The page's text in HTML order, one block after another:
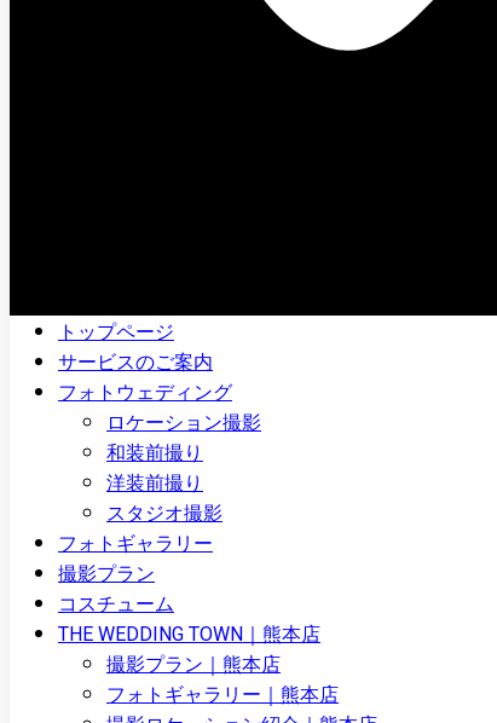
トップページ
サービスのご案内
フォトウェディング
ロケーション撮影
和装前撮り
洋装前撮り
スタジオ撮影
フォトギャラリー
撮影プラン
コスチューム
THE WEDDING TOWN｜熊本店
撮影プラン｜熊本店
フォトギャラリー｜熊本店